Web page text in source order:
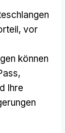
vor
können
Ihre